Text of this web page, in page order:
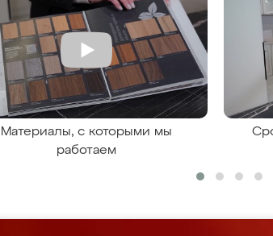
Материалы, с которыми мы
работаем